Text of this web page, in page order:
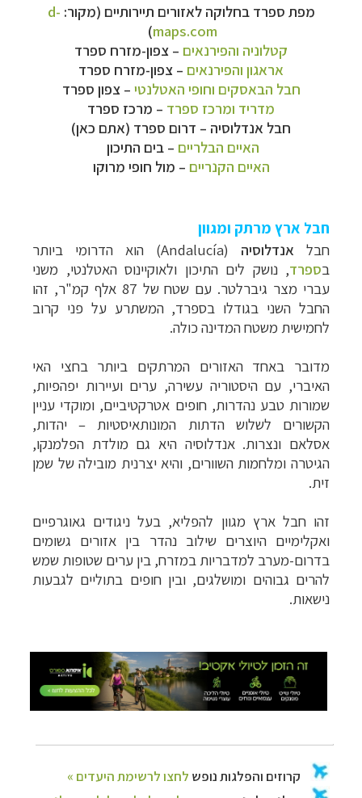
מפת ספרד בחלוקה לאזורים תיירותיים (מקור: d-
maps.com
)
קטלוניה והפירנאים – צפון-מזרח ספרד
אראגון והפירנאים – צפון-מזרח ספרד
חבל הבאסקים וחופי האטלנטי – צפון ספרד
מדריד ומרכז ספרד – מרכז ספרד
חבל אנדלוסיה – דרום ספרד (אתם כאן)
האיים הבלריים – בים התיכון
האיים הקנריים – מול חופי מרוקו
חבל ארץ מרתק ומגוון
חבל אנדלוסיה (Andalucía)
הוא הדרומי ביותר
בספרד, נושק לים התיכון ולאוקיינוס האטלנטי, משני
עברי מצר גיברלטר. עם שטח של 87 אלף קמ"ר, זהו
החבל השני בגודלו בספרד, המשתרע על פני קרוב
לחמישית משטח המדינה כולה.
מדובר באחד האזורים המרתקים ביותר בחצי האי
האיברי, עם היסטוריה עשירה, ערים ועיירות יפהפיות,
שמורות טבע נהדרות, חופים אטרקטיביים, ומוקדי עניין
הקשורים לשלוש הדתות המונותאיסטיות – יהדות,
אסלאם ונצרות. אנדלוסיה היא גם מולדת הפלמנקו,
הגיטרה ומלחמות השוורים, והיא יצרנית מובילה של שמן
זית.
זהו חבל ארץ מגוון להפליא, בעל ניגודים גאוגרפיים
ואקלימיים היוצרים שילוב נהדר בין אזורים גשומים
בדרום-מערב למדבריות במזרח, בין ערים שטופות שמש
להרים גבוהים ומושלגים, ובין חופים בתוליים לגבעות
נישאות.
לחצו לכל מסלולי ההפלגות »
הפלגות לארצות הקוטב הצפוני
לחצו לקבלת כל
האפשרויות »